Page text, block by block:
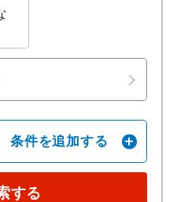
条件を追加する
する